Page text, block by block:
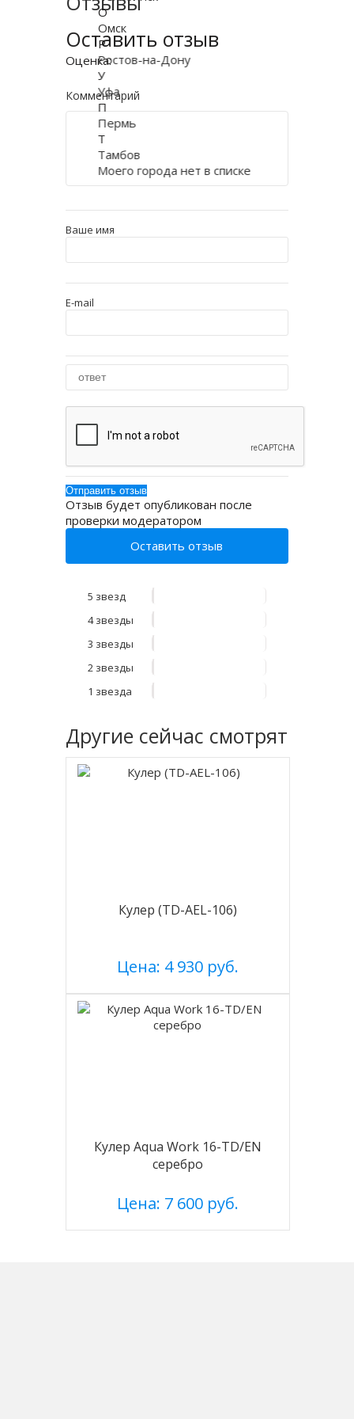
Оставить отзыв
Оценка:
Комментарий
Ваше имя
E-mail
Отзыв будет опубликован после
проверки модератором
Оставить отзыв
5 звезд
4 звезды
3 звезды
2 звезды
1 звезда
Другие сейчас смотрят
Кулер (TD-AEL-106)
Цена: 4 930 руб.
Кулер Aqua Work 16-TD/EN
серебро
Цена: 7 600 руб.
О
Омск
Р
Ростов-на-Дону
У
Уфа
П
Пермь
Т
Тамбов
Моего города нет в списке